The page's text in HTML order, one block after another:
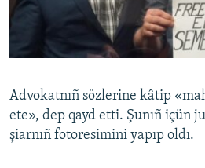
Advokatnıñ sözlerine kâtip
ete», dep qayd etti. Şunıñ içün
şiarnıñ fotoresimini yapıp oldı.